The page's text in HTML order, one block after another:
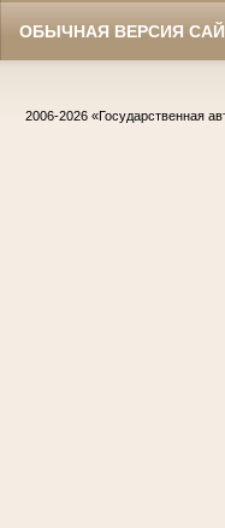
ОБЫЧНАЯ ВЕРСИЯ
2006-2026 «Государственная